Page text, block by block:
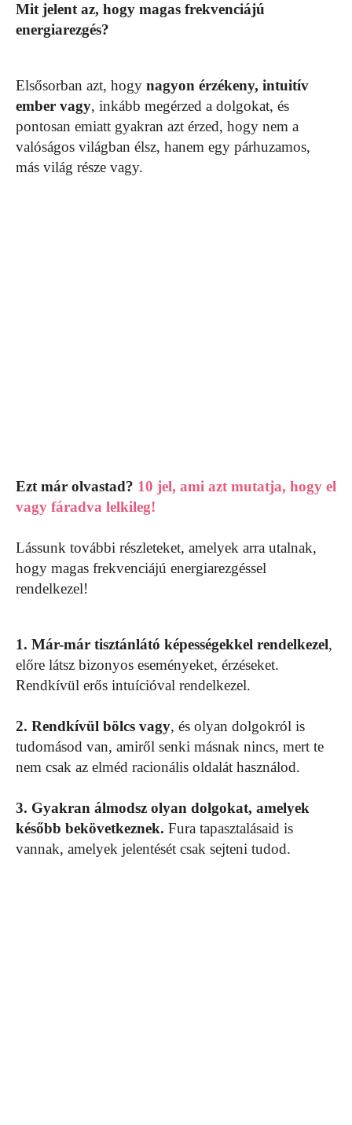
Mit jelent az, hogy magas frekvenciájú
energiarezgés?
Elsősorban azt, hogy nagyon érzékeny, intuitív
ember vagy, inkább megérzed a dolgokat, és
pontosan emiatt gyakran azt érzed, hogy nem a
valóságos világban élsz, hanem egy párhuzamos,
más világ része vagy.
Ezt már olvastad? 10 jel, ami azt mutatja, hogy el
vagy fáradva lelkileg!
Lássunk további részleteket, amelyek arra utalnak,
hogy magas frekvenciájú energiarezgéssel
rendelkezel!
1. Már-már tisztánlátó képességekkel rendelkezel,
előre látsz bizonyos eseményeket, érzéseket.
Rendkívül erős intuícióval rendelkezel.
2. Rendkívül bölcs vagy, és olyan dolgokról is
tudomásod van, amiről senki másnak nincs, mert te
nem csak az elméd racionális oldalát használod.
3. Gyakran álmodsz olyan dolgokat, amelyek
később bekövetkeznek. Fura tapasztalásaid is
vannak, amelyek jelentését csak sejteni tudod.